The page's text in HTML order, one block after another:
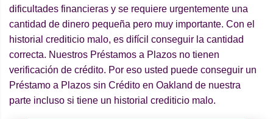
dificultades financieras y se requiere urgentemente una
cantidad de dinero pequeña pero muy importante. Con el
historial crediticio malo, es difícil conseguir la cantidad
correcta. Nuestros Préstamos a Plazos no tienen
verificación de crédito. Por eso usted puede conseguir un
Préstamo a Plazos sin Crédito en Oakland de nuestra
parte incluso si tiene un historial crediticio malo.